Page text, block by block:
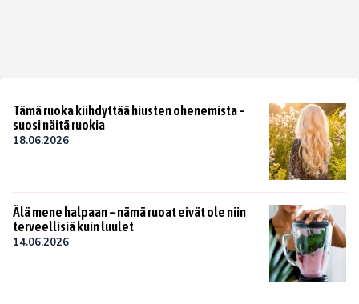
Tämä ruoka kiihdyttää hiusten ohenemista –
suosi näitä ruokia
18.06.2026
Älä mene halpaan – nämä ruoat eivät ole niin
terveellisiä kuin luulet
14.06.2026